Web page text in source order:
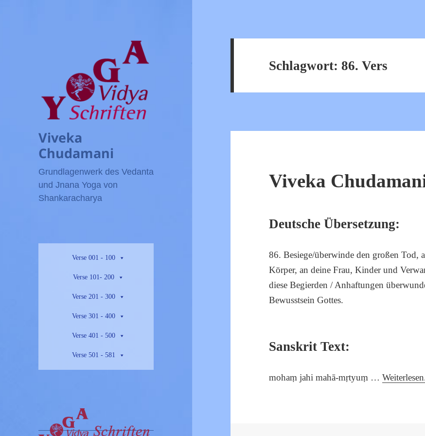
Viveka
Chudamani
Grundlagenwerk des Vedanta
und Jnana Yoga von
Shankaracharya
Verse 001 - 100
Verse 101- 200
Verse 201 - 300
Verse 301 - 400
Verse 401 - 500
Verse 501 - 581
Schlagwort: 86. Vers
Viveka
Deutsche Übersetzung:
86. Besiege/überwinde den großen Tod,
Körper, an deine Frau, Kinder und
diese Begierden / Anhaftungen
Bewusstsein Gottes.
Sanskrit Text:
mohaṃ jahi mahā-mṛtyuṃ …